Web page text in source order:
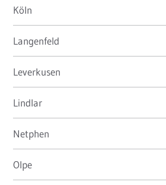
Köln
Langenfeld
Leverkusen
Lindlar
Netphen
Olpe